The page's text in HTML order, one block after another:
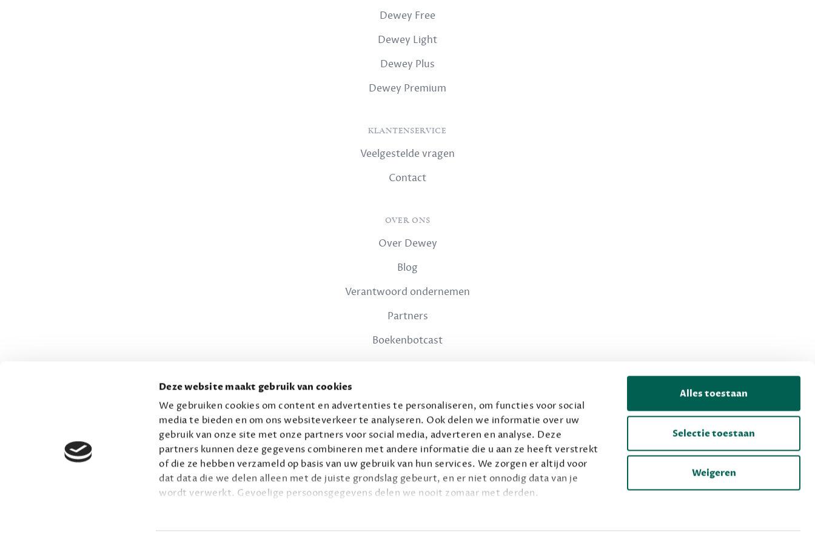
Deze website maakt gebruik van cookies
We gebruiken cookies om content en advertenties te personaliseren, om functies voor social
media te bieden en om ons websiteverkeer te analyseren. Ook delen we informatie over uw
gebruik van onze site met onze partners voor social media, adverteren en analyse. Deze
partners kunnen deze gegevens combineren met andere informatie die u aan ze heeft verstrekt
of die ze hebben verzameld op basis van uw gebruik van hun services. We zorgen er altijd voor
dat data die we delen alleen met de juiste grondslag gebeurt, en er niet onnodig data van je
wordt verwerkt. Gevoelige persoonsgegevens delen we nooit zomaar met derden.
Alles toestaan
Selectie toestaan
Weigeren
Dewey Free
Dewey Light
Dewey Plus
Dewey Premium
KLANTENSERVICE
Veelgestelde vragen
Contact
OVER ONS
Over Dewey
Blog
Verantwoord ondernemen
Partners
Boekenbotcast
Privacy
Voorwaarden
© 2026 Connaisseur B.V.